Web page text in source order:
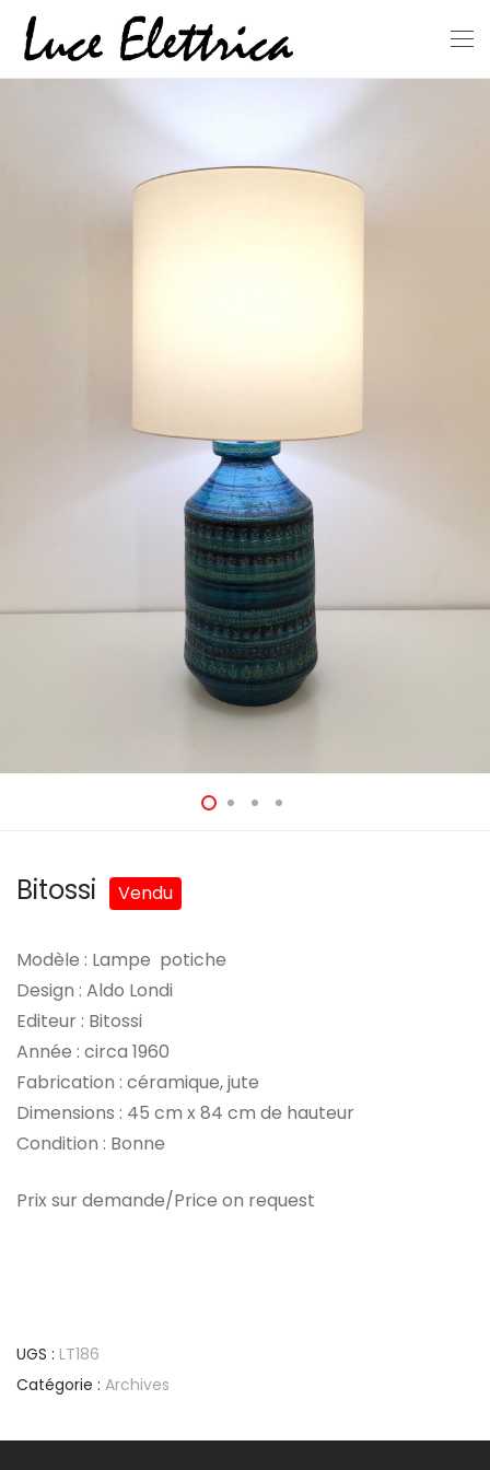
Bitossi
Modèle : Lampe potiche
Design : Aldo Londi
Editeur : Bitossi
Année : circa 1960
Fabrication : céramique, jute
Dimensions : 45 cm x 84 cm de hauteur
Condition : Bonne
Prix sur demande/Price on request
UGS : LT186
Catégorie : Archives